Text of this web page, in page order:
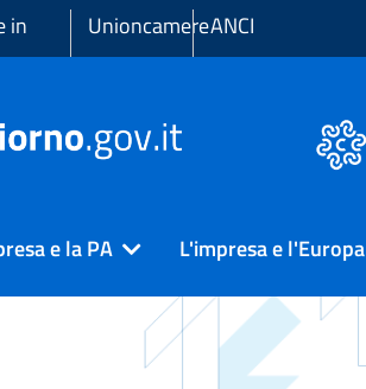
in
UnioncamereANCI
e la PA L'impresa e l'Europa